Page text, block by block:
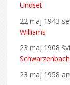
Undset
22 maj 1943
Williams
23 maj 1908
Schwarzenbach
23 maj 1958